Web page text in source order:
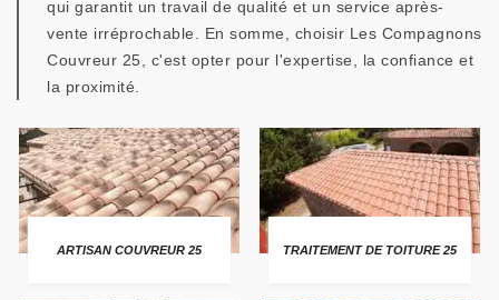
qui garantit un travail de qualité et un service après-
vente irréprochable. En somme, choisir Les Compagnons
Couvreur 25, c'est opter pour l'expertise, la confiance et
la proximité.
ARTISAN COUVREUR 25 TRAITEMENT DE TOITURE 25